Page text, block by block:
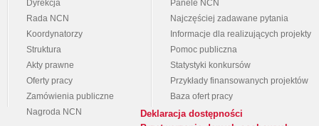
Dyrekcja
Rada NCN
Koordynatorzy
Struktura
Akty prawne
Oferty pracy
Zamówienia publiczne
Nagroda NCN
Panele NCN
Najczęściej zadawane pytania
Informacje dla realizujących projekty
Pomoc publiczna
Statystyki konkursów
Przykłady finansowanych projektów
Baza ofert pracy
Deklaracja dostępności